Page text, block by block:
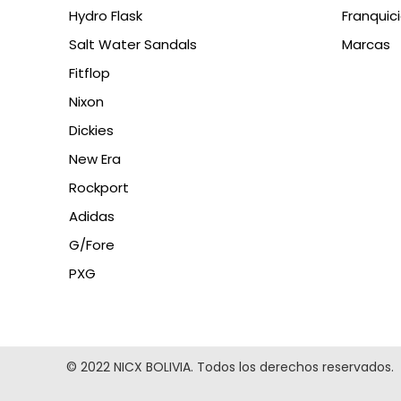
Hydro Flask
Salt Water Sandals
Fitflop
Nixon
Dickies
New Era
Rockport
Adidas
G/Fore
PXG
Marcas
© 2022 NICX BOLIVIA. Todos los derechos reservados.